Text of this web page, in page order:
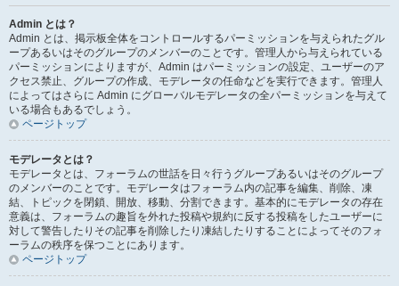
Admin とは？
Admin とは、掲示板全体をコントロールするパーミッションを与えられたグル
ープあるいはそのグループのメンバーのことです。管理人から与えられている
パーミッションによりますが、Admin はパーミッションの設定、ユーザーのア
クセス禁止、グループの作成、モデレータの任命などを実行できます。管理人
によってはさらに Admin にグローバルモデレータの全パーミッションを与えて
いる場合もあるでしょう。
ページトップ
モデレータとは？
モデレータとは、フォーラムの世話を日々行うグループあるいはそのグループ
のメンバーのことです。モデレータはフォーラム内の記事を編集、削除、凍
結、トピックを閉鎖、開放、移動、分割できます。基本的にモデレータの存在
意義は、フォーラムの趣旨を外れた投稿や規約に反する投稿をしたユーザーに
対して警告したりその記事を削除したり凍結したりすることによってそのフォ
ーラムの秩序を保つことにあります。
ページトップ